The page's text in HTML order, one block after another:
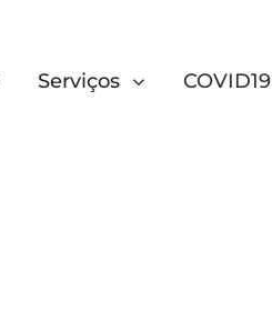
Serviços COVID19